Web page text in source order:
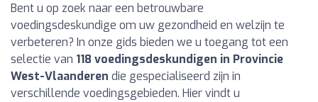
Bent u op zoek naar een betrouwbare
voedingsdeskundige om uw gezondheid en welzijn te
verbeteren? In onze gids bieden we u toegang tot een
selectie van 118 voedingsdeskundigen in Provincie
West-Vlaanderen die gespecialiseerd zijn in
verschillende voedingsgebieden. Hier vindt u